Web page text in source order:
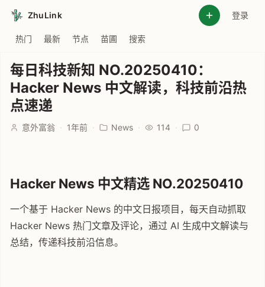
ZhuLink 登录
热门 最新 节点 苗圃 搜索
每日科技新知 NO.20250410：
Hacker News 中文解读，科技前沿热
点速递
意外富翁 · 1年前 · News · 114 · 0
Hacker News 中文精选 NO.20250410
一个基于 Hacker News 的中文日报项目，每天自动抓取
Hacker News 热门文章及评论，通过 AI 生成中文解读与
总结，传递科技前沿信息。